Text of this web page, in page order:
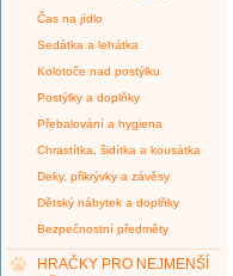
Čas na jídlo
Sedátka a lehátka
Kolotoče nad postýlku
Postýlky a doplňky
Přebalování a hygiena
Chrastítka, šidítka a kousátka
Deky, přikrývky a závěsy
Dětský nábytek a doplňky
Bezpečnostní předměty
HRAČKY PRO NEJMENŠÍ